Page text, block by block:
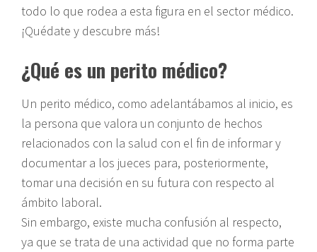
todo lo que rodea a esta figura en el sector médico.
¡Quédate y descubre más!
¿Qué es un perito médico?
Un perito médico, como adelantábamos al inicio, es
la persona que valora un conjunto de hechos
relacionados con la salud con el fin de informar y
documentar a los jueces para, posteriormente,
tomar una decisión en su futura con respecto al
ámbito laboral.
Sin embargo, existe mucha confusión al respecto,
ya que se trata de una actividad que no forma parte